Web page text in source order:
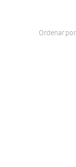
Ordenar por